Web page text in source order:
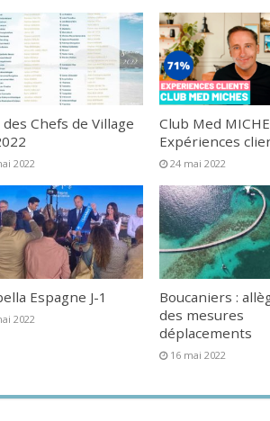
Chefs de Village
2022
Club Med
Expériences
24 mai 2022
Espagne J-1
2022
Boucaniers :
des mesures
déplacements
16 mai 2022